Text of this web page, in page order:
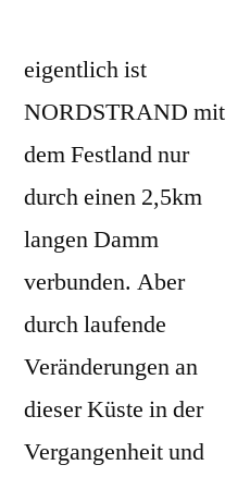
eigentlich ist
NORDSTRAND mit
dem Festland nur
durch einen 2,5km
langen Damm
verbunden. Aber
durch laufende
Veränderungen an
dieser Küste in der
Vergangenheit und